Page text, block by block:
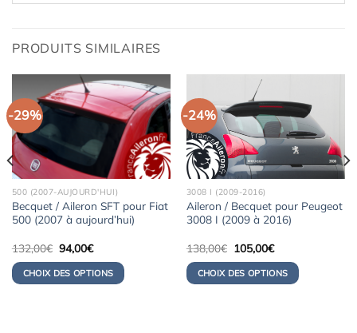
PRODUITS SIMILAIRES
-29%
500 (2007-AUJOURD'HUI)
Becquet / Aileron SFT pour Fiat
500 (2007 à aujourd’hui)
132,00€ Le
prix
initial
était :
132,00€.
94,00€Le
actuel
est :
94,00€.
CHOIX DES OPTIONS
-24%
3008 I (2009-2016)
Aileron / Becquet pour Peugeot
3008 I (2009 à 2016)
138,00€ Le
prix
initial
était :
138,00€.
105,00€Le
actuel
est :
105,00€.
CHOIX DES OPTIONS